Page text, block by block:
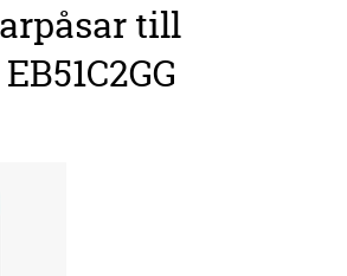
till